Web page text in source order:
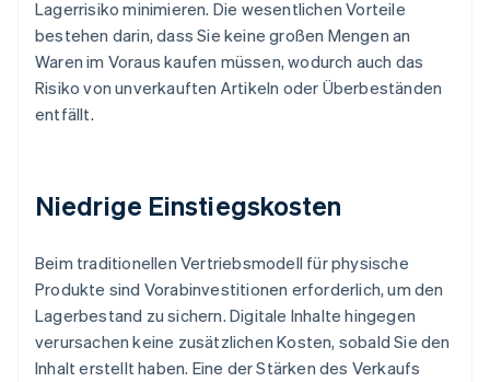
Lagerrisiko minimieren. Die wesentlichen Vorteile
bestehen darin, dass Sie keine großen Mengen an
Waren im Voraus kaufen müssen, wodurch auch das
Risiko von unverkauften Artikeln oder Überbeständen
entfällt.
Niedrige Einstiegskosten
Beim traditionellen Vertriebsmodell für physische
Produkte sind Vorabinvestitionen erforderlich, um den
Lagerbestand zu sichern. Digitale Inhalte hingegen
verursachen keine zusätzlichen Kosten, sobald Sie den
Inhalt erstellt haben. Eine der Stärken des Verkaufs